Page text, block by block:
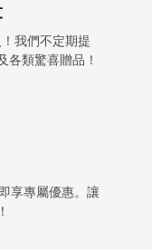
我們不定期提
各類驚喜贈品！
享專屬優惠。讓